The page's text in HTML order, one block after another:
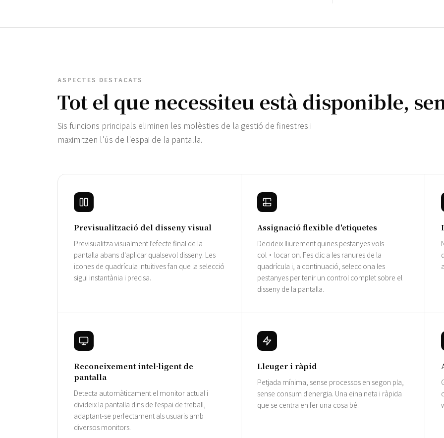
ASPECTES DESTACATS
Tot el que necessiteu està disponible,
Sis funcions principals eliminen les molèsties de la gestió de finestres i
maximitzen l'ús de l'espai de la pantalla.
Previsualització del disseny visual
Previsualitza visualment l'efecte final de la
pantalla abans d'aplicar qualsevol disseny. Les
icones de quadrícula intuitives fan que la selecció
sigui instantània i precisa.
Assignació flexible d'etiquetes
Decideix lliurement quines pestanyes vols
col·locar on. Fes clic a les ranures de la
quadrícula i, a continuació, selecciona les
pestanyes per tenir un control complet sobre el
disseny de la pantalla.
Reconeixement intel·ligent de
pantalla
Detecta automàticament el monitor actual i
divideix la pantalla dins de l'espai de treball,
adaptant-se perfectament als usuaris amb
diversos monitors.
Lleuger i ràpid
Petjada mínima, sense processos en segon pla,
sense consum d'energia. Una eina neta i ràpida
que se centra en fer una cosa bé.